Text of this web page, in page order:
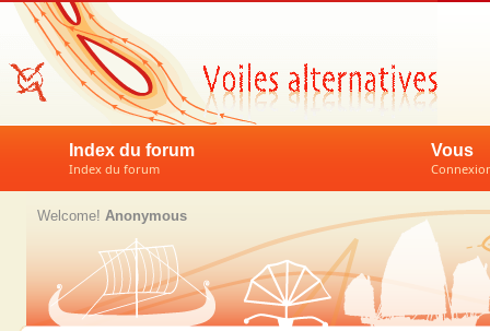
Index du forum
Index du forum
Vous
Welcome! Anonymous